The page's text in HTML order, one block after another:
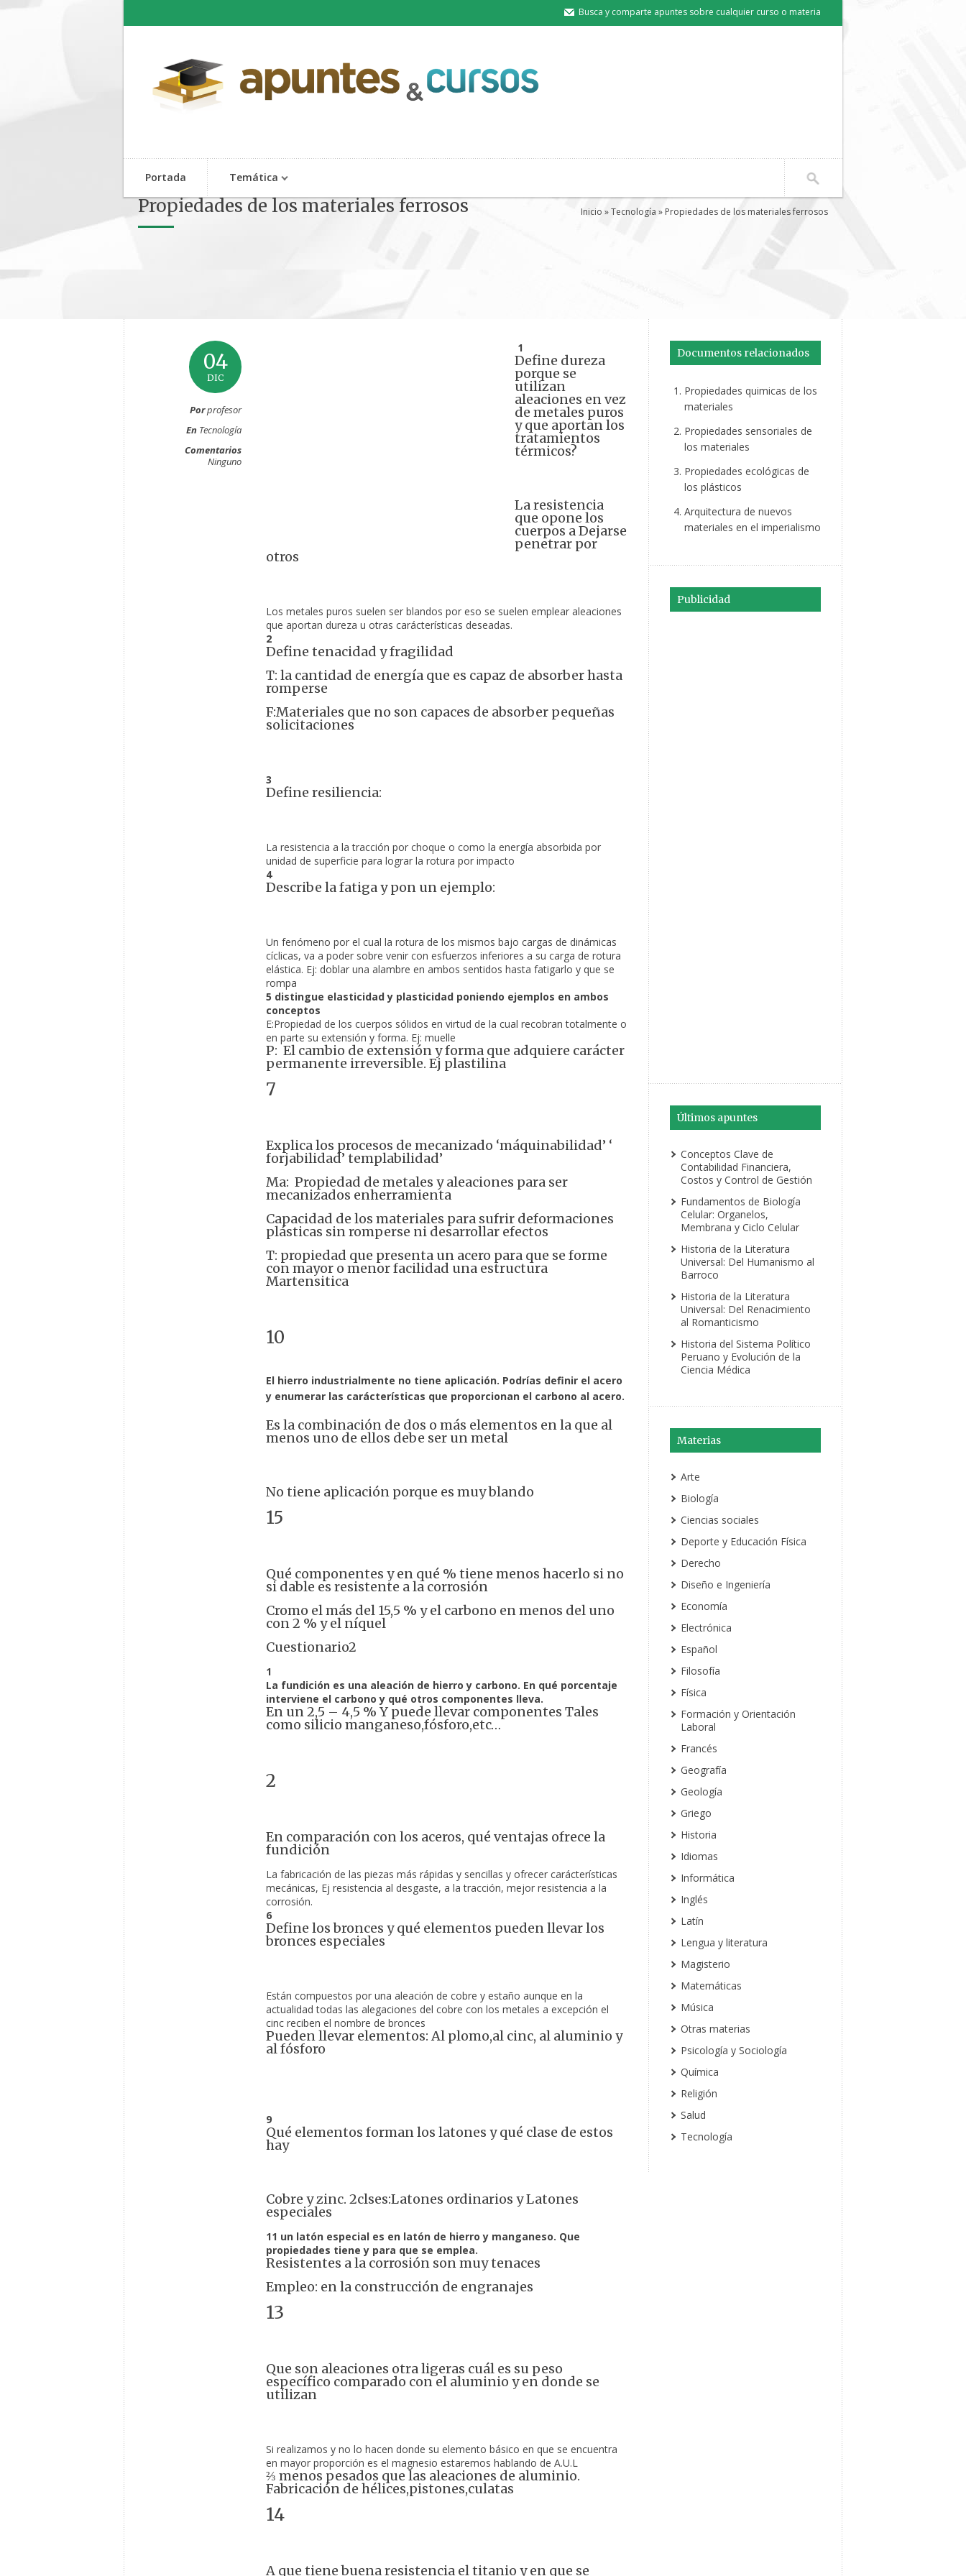
Busca y comparte apuntes sobre cualquier curso o materia
Portada Temática
Propiedades de los materiales ferrosos Inicio »Tecnología » Propiedades de los materiales ferrosos
04
DIC
Porprofesor
En Tecnología
Comentarios
Ninguno
1
Define dureza
porque se
utilizan
aleaciones en vez
de metales puros
y que aportan los
tratamientos
térmicos?
La resistencia
que opone los
cuerpos a Dejarse
penetrar por
otros
Los metales puros suelen ser blandos por eso se suelen emplear aleaciones
que aportan dureza u otras carácterísticas deseadas.
2
Define tenacidad y fragilidad
T: la cantidad de energía que es capaz de absorber hasta
romperse
F:Materiales que no son capaces de absorber pequeñas
solicitaciones
3
Define resiliencia:
La resistencia a la tracción por choque o como la energía absorbida por
unidad de superficie para lograr la rotura por impacto
4
Describe la fatiga y pon un ejemplo:
Un fenómeno por el cual la rotura de los mismos bajo cargas de dinámicas
cíclicas, va a poder sobre venir con esfuerzos inferiores a su carga de rotura
elástica. Ej: doblar una alambre en ambos sentidos hasta fatigarlo y que se
rompa
5 distingue elasticidad y plasticidad poniendo ejemplos en ambos
conceptos
E:Propiedad de los cuerpos sólidos en virtud de la cual recobran totalmente o
en parte su extensión y forma. Ej: muelle
P: El cambio de extensión y forma que adquiere carácter
permanente irreversible. Ej plastilina
7
Explica los procesos de mecanizado ‘máquinabilidad’ ‘
forjabilidad’ templabilidad’
Ma: Propiedad de metales y aleaciones para ser
mecanizados enherramienta
Capacidad de los materiales para sufrir deformaciones
plásticas sin romperse ni desarrollar efectos
T: propiedad que presenta un acero para que se forme
con mayor o menor facilidad una estructura
Martensitica
10
El hierro industrialmente no tiene aplicación. Podrías definir el acero
y enumerar las carácterísticas que proporcionan el carbono al acero.
Es la combinación de dos o más elementos en la que al
menos uno de ellos debe ser un metal
No tiene aplicación porque es muy blando
15
Qué componentes y en qué % tiene menos hacerlo si no
si dable es resistente a la corrosión
Cromo el más del 15,5 % y el carbono en menos del uno
con 2 % y el níquel
Cuestionario2
1
La fundición es una aleación de hierro y carbono. En qué porcentaje
interviene el carbono y qué otros componentes lleva.
En un 2,5 – 4,5 % Y puede llevar componentes Tales
como silicio manganeso,fósforo,etc…
2
En comparación con los aceros, qué ventajas ofrece la
fundición
La fabricación de las piezas más rápidas y sencillas y ofrecer carácterísticas
mecánicas, Ej resistencia al desgaste, a la tracción, mejor resistencia a la
corrosión.
6
Define los bronces y qué elementos pueden llevar los
bronces especiales
Están compuestos por una aleación de cobre y estaño aunque en la
actualidad todas las alegaciones del cobre con los metales a excepción el
cinc reciben el nombre de bronces
Pueden llevar elementos: Al plomo,al cinc, al aluminio y
al fósforo
9
Qué elementos forman los latones y qué clase de estos
hay
Cobre y zinc. 2clses:Latones ordinarios y Latones
especiales
11 un latón especial es en latón de hierro y manganeso. Que
propiedades tiene y para que se emplea.
Resistentes a la corrosión son muy tenaces
Empleo: en la construcción de engranajes
13
Que son aleaciones otra ligeras cuál es su peso
específico comparado con el aluminio y en donde se
utilizan
Si realizamos y no lo hacen donde su elemento básico en que se encuentra
en mayor proporción es el magnesio estaremos hablando de A.U.L
⅔ menos pesados que las aleaciones de aluminio.
Fabricación de hélices,pistones,culatas
14
A que tiene buena resistencia el titanio y en que se
Documentos relacionados
Propiedades quimicas de los
materiales
Propiedades sensoriales de
los materiales
Propiedades ecológicas de
los plásticos
Arquitectura de nuevos
materiales en el imperialismo
Publicidad
Últimos apuntes
Conceptos Clave de
Contabilidad Financiera,
Costos y Control de Gestión
Fundamentos de Biología
Celular: Organelos,
Membrana y Ciclo Celular
Historia de la Literatura
Universal: Del Humanismo al
Barroco
Historia de la Literatura
Universal: Del Renacimiento
al Romanticismo
Historia del Sistema Político
Peruano y Evolución de la
Ciencia Médica
Materias
Arte
Biología
Ciencias sociales
Deporte y Educación Física
Derecho
Diseño e Ingeniería
Economía
Electrónica
Español
Filosofía
Física
Formación y Orientación
Laboral
Francés
Geografía
Geología
Griego
Historia
Idiomas
Informática
Inglés
Latín
Lengua y literatura
Magisterio
Matemáticas
Música
Otras materias
Psicología y Sociología
Química
Religión
Salud
Tecnología